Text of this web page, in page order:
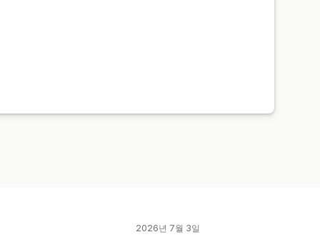
2026년 7월 3일